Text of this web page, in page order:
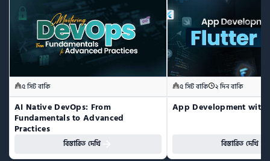
৫ সিট বাকি
AI Native DevOps: From
Fundamentals to Advanced
Practices
বিস্তারিত দেখি
৫ সিট বাকি ২ দিন বাকি
App Development with
বিস্তারিত দেখি